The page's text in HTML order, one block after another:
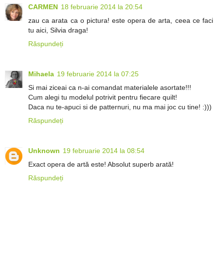
CARMEN 18 februarie 2014 la 20:54
zau ca arata ca o pictura! este opera de arta, ceea ce faci
tu aici, Silvia draga!
Răspundeți
Mihaela 19 februarie 2014 la 07:25
Si mai ziceai ca n-ai comandat materialele asortate!!!
Cum alegi tu modelul potrivit pentru fiecare quilt!
Daca nu te-apuci si de patternuri, nu ma mai joc cu tine! :)))
Răspundeți
Unknown 19 februarie 2014 la 08:54
Exact opera de artă este! Absolut superb arată!
Răspundeți